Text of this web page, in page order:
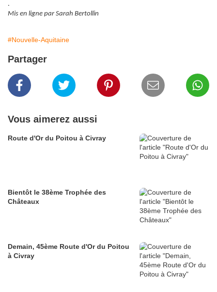
.
Mis en ligne par Sarah Bertollin
#Nouvelle-Aquitaine
Partager
Vous aimerez aussi
Route d'Or du Poitou à Civray
Bientôt le 38ème Trophée des
Châteaux
Demain, 45ème Route d'Or du Poitou
à Civray